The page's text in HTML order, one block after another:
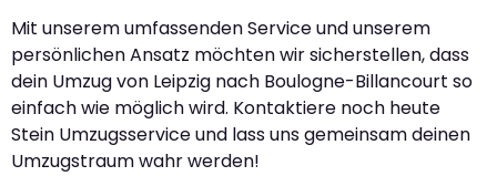
Mit unserem umfassenden Service und unserem
persönlichen Ansatz möchten wir sicherstellen, dass
dein Umzug von Leipzig nach Boulogne-Billancourt so
einfach wie möglich wird. Kontaktiere noch heute
Stein Umzugsservice und lass uns gemeinsam deinen
Umzugstraum wahr werden!